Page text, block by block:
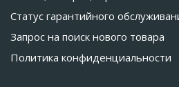
Статус гарантийного
Запрос на поиск нового товара
Политика конфиденциальности